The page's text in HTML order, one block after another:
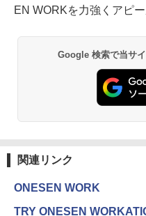
EN WORKを力強くアピー
Google 検索で当サ
関連リンク
ONESEN WORK
TRY ONESEN